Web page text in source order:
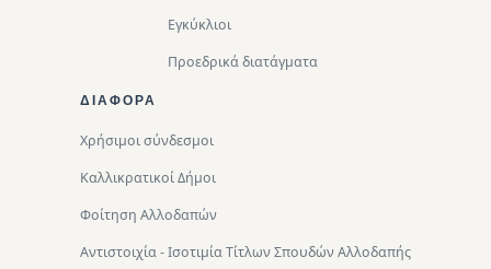
Εγκύκλιοι
Προεδρικά διατάγματα
ΔΙΑΦΟΡΑ
Χρήσιμοι σύνδεσμοι
Καλλικρατικοί Δήμοι
Φοίτηση Αλλοδαπών
Αντιστοιχία - Ισοτιμία Τίτλων Σπουδών Αλλοδαπής